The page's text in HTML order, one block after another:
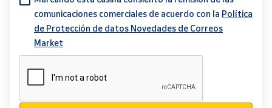
comunicaciones comerciales de acuerdo con la Política
de Protección de datos Novedades de Correos
Market